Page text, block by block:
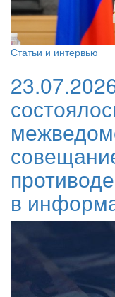
Статьи и интервью
в